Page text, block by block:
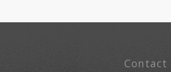
Contact